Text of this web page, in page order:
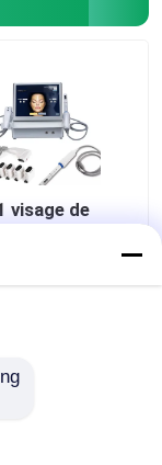
visage de
de 4d Hifu
machine 200W
Contact